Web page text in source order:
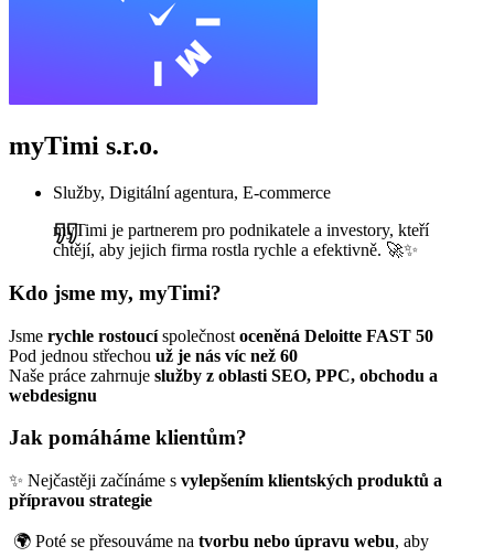
myTimi s.r.o.
Služby, Digitální agentura, E-commerce
myTimi je partnerem pro podnikatele a investory, kteří
chtějí, aby jejich firma rostla rychle a efektivně. 🚀✨
Kdo jsme my, myTimi?
Jsme rychle rostoucíspolečnost oceněná Deloitte FAST 50
Pod jednou střechou už je nás víc než 60
Naše práce zahrnuje služby z oblasti SEO, PPC, obchodu a
webdesignu
Jak pomáháme klientům?
✨ Nejčastěji začínáme s vylepšením klientských produktů a
přípravou strategie
🌍 Poté se přesouváme na tvorbu nebo úpravu webu, aby